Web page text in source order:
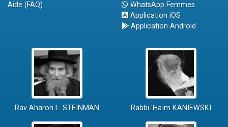
Aide (FAQ)
WhatsApp Femmes
Application iOS
Application Android
Rav Aharon L. STEINMAN Rabbi 'Haïm KANIEWSKI